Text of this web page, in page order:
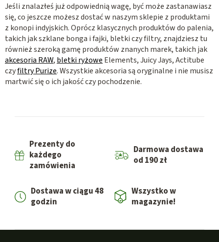
Jeśli znalazłeś już odpowiednią wagę, być może zastanawiasz
się, co jeszcze możesz dostać w naszym sklepie z produktami
z konopi indyjskich. Oprócz klasycznych produktów do palenia,
takich jak szklane bonga i fajki, bletki czy filtry, znajdziesz tu
również szeroką gamę produktów znanych marek, takich jak
akcesoria RAW, bletki ryżowe Elements, Juicy Jays, Actitube
czyfiltry Purize. Wszystkie akcesoria są oryginalne i nie musisz
martwić się o ich jakość czy pochodzenie.
Prezenty do
każdego
zamówienia
Darmowa dostawa
od 190 zł
Dostawa w ciągu 48
godzin
Wszystko w
magazynie!
S